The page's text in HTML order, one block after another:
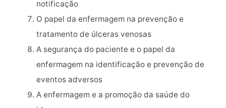
notificação
O papel da enfermagem na prevenção e
tratamento de úlceras venosas
A segurança do paciente e o papel da
enfermagem na identificação e prevenção de
eventos adversos
A enfermagem e a promoção da saúde do